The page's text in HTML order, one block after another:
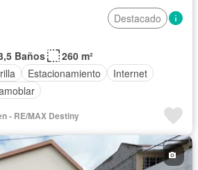
Destacado
Baños
260 m²
Estacionamiento
Internet
- RE/MAX Destiny